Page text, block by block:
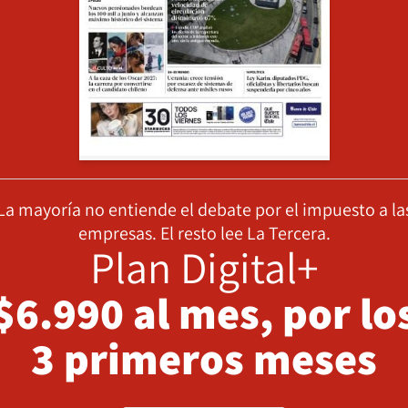
mayoría no entiende el debate por el impuesto a
empresas. El resto lee La Tercera.
Plan Digital+
al mes, por
3 primeros meses